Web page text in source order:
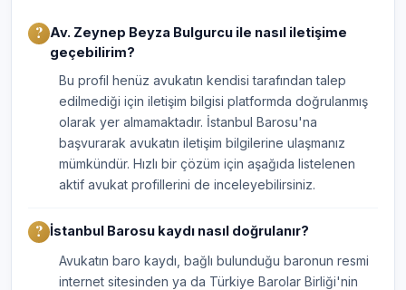
Av. Zeynep Beyza Bulgurcu ile nasıl iletişime
geçebilirim?
Bu profil henüz avukatın kendisi tarafından talep
edilmediği için iletişim bilgisi platformda doğrulanmış
olarak yer almamaktadır. İstanbul Barosu'na
başvurarak avukatın iletişim bilgilerine ulaşmanız
mümkündür. Hızlı bir çözüm için aşağıda listelenen
aktif avukat profillerini de inceleyebilirsiniz.
İstanbul Barosu kaydı nasıl doğrulanır?
Avukatın baro kaydı, bağlı bulunduğu baronun resmi
internet sitesinden ya da Türkiye Barolar Birliği'nin